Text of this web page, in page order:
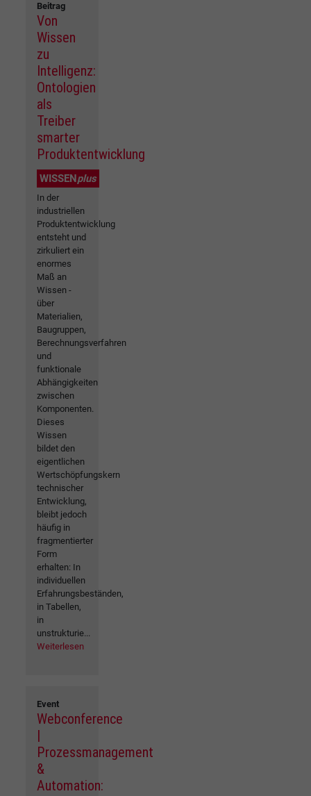
Beitrag
Von
Wissen
zu
Intelligenz:
Ontologien
als
Treiber
smarter
Produktentwicklung
WISSENplus
In der
industriellen
Produktentwicklung
entsteht und
zirkuliert ein
enormes
Maß an
Wissen -
über
Materialien,
Baugruppen,
Berechnungsverfahren
und
funktionale
Abhängigkeiten
zwischen
Komponenten.
Dieses
Wissen
bildet den
eigentlichen
Wertschöpfungskern
technischer
Entwicklung,
bleibt jedoch
häufig in
fragmentierter
Form
erhalten: In
individuellen
Erfahrungsbeständen,
in Tabellen,
in
unstrukturie...
Weiterlesen
Event
Webconference
|
Prozessmanagement
&
Automation: